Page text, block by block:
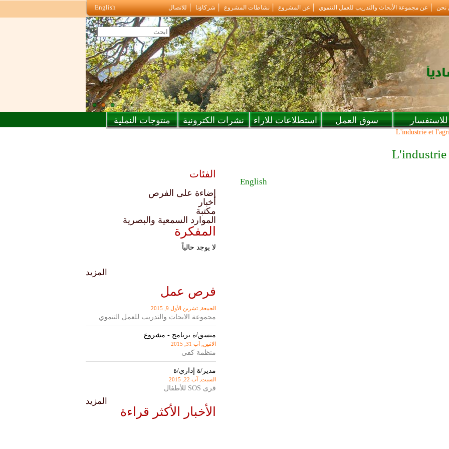
نحن عن مجموعة الأبحاث والتدريب للعمل التنموي عن المشروع نشاطات المشروع شركاؤنا للاتصال English
للاستفسار سوق العمل استطلاعات للاراء نشرات الكترونية منتوجات النملية
L'industrie et
L'industrie
English
الفئات
إضاءة على الفرص
أخبار
مكتبة
الموارد السمعية والبصرية
المفكرة
لا يوجد حالياً
المزيد
فرص عمل
الجمعة, تشرين اﻷول 9, 2015
مجموعة الابحاث والتدريب للعمل التنموي
منسق/ة برنامج - مشروع
الاثنين, آب 31, 2015
منظمة كفى
مدير/ة إداري/ة
السبت, آب 22, 2015
قرى SOS للأطفال
المزيد
الأخبار الأكثر قراءة